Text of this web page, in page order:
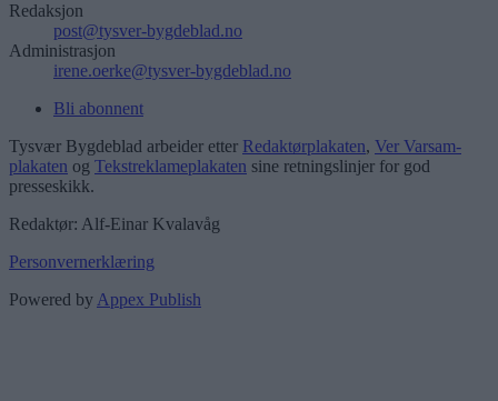
Redaksjon
post@tysver-bygdeblad.no
Administrasjon
irene.oerke@tysver-bygdeblad.no
Bli abonnent
Tysvær Bygdeblad arbeider etter Redaktørplakaten, Ver Varsam-
plakaten og Tekstreklameplakaten sine retningslinjer for god
presseskikk.
Redaktør: Alf-Einar Kvalavåg
Personvernerklæring
Powered byAppex Publish